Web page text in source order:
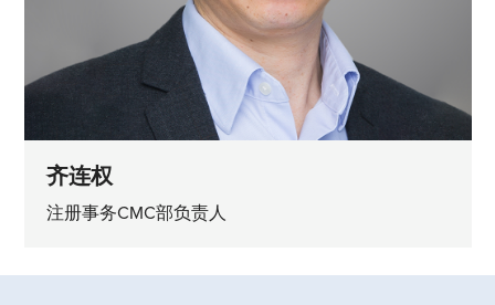
齐连权
注册事务CMC部负责人